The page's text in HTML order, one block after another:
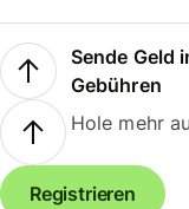
Sende Geld
Gebühren
Hole mehr
Registrieren